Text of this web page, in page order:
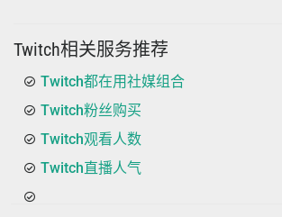
Twitch相关服务推荐
Twitch都在用社媒组合
Twitch粉丝购买
Twitch观看人数
Twitch直播人气